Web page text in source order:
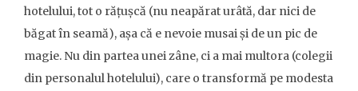
hotelului, tot o rățușcă (nu neapărat urâtă, dar nici de
băgat în seamă), așa că e nevoie musai și de un pic de
magie. Nu din partea unei zâne, ci a mai multora (colegii
din personalul hotelului), care o transformă pe modesta